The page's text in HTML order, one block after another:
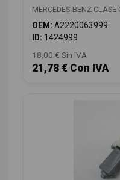
MERCEDES-BENZ
OEM: A2220063999
ID: 1424999
18,00 € Sin IVA
21,78 € Con IVA